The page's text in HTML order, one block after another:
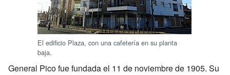
El edificio Plaza, con una cafetería en su planta
baja.
General Pico fue fundada el 11 de noviembre de 1905. Su